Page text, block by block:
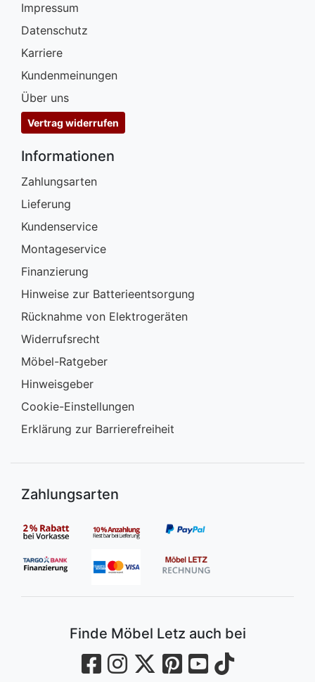
Impressum
Datenschutz
Karriere
Kundenmeinungen
Über uns
Vertrag widerrufen
Informationen
Zahlungsarten
Lieferung
Kundenservice
Montageservice
Finanzierung
Hinweise zur Batterieentsorgung
Rücknahme von Elektrogeräten
Widerrufsrecht
Möbel-Ratgeber
Hinweisgeber
Cookie-Einstellungen
Erklärung zur Barrierefreiheit
Zahlungsarten
Finde Möbel Letz auch bei